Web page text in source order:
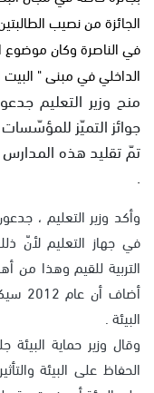
الجائزة من نصيب
في الناصرة وكان موضوع
الداخلي في مبنى "
منح وزير التعليم
جوائز التميّز للمؤسّسات
تمّ تقليد هذه
.
وأكد وزير التعليم ،
في جهاز التعليم لأنّ
التربية للقيم وهذا من
البيئة .
وقال وزير حماية
الحفاظ على البيئة